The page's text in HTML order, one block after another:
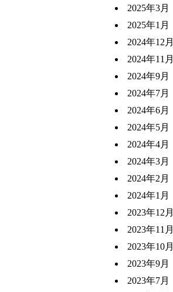
2025年3月
2025年1月
2024年12月
2024年11月
2024年9月
2024年7月
2024年6月
2024年5月
2024年4月
2024年3月
2024年2月
2024年1月
2023年12月
2023年11月
2023年10月
2023年9月
2023年7月